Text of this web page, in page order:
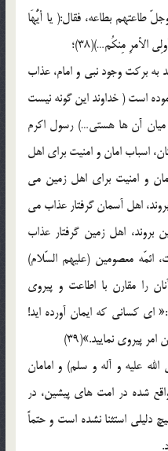
طاعتهم بطاعه، فقال:( یا أیُّهَا
الأمرِ مِنکُم…)(38)؛
به برکت وجود نبی و امام، عذاب
است ( خداوند این گونه نیست
آن ها هستی…) رسول اکرم
اسباب امان و امنیت برای اهل
و امنیت برای اهل زمین می
اهل آسمان گرفتار عذاب می
بروند، اهل زمین گرفتار عذاب
معصومین (علیهم السّلام)
را مقارن با اطاعت و پیروی
کسانی که ایمان آورده اید!
پیروی نمایید.»(39)
علیه و آله و سلم) و امامان
شده در امت های پیشین، در
دلیلی استثنا نشده است و حتماً